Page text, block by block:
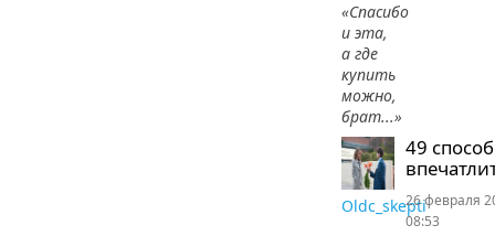
«Спасибо
и эта,
а где
купить
можно,
брат...»
49
Oldc_skepti26 февраля
08:53